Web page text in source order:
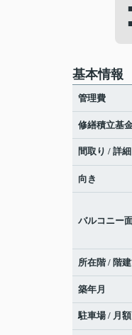
基本情報
管理費
修繕積立基
間取り / 詳細
向き
バルコニー
所在階 / 階
築年月
駐車場 / 月額